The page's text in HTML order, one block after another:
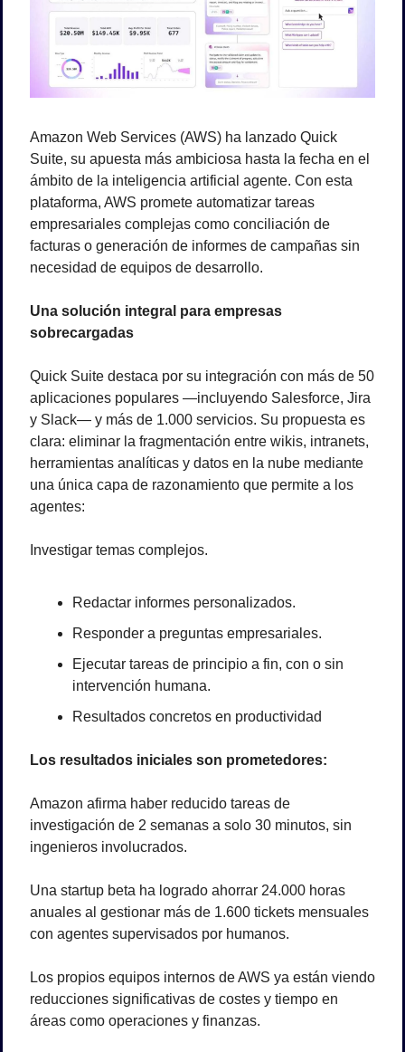
Amazon Web Services (AWS) ha lanzado Quick
Suite, su apuesta más ambiciosa hasta la fecha en el
ámbito de la inteligencia artificial agente. Con esta
plataforma, AWS promete automatizar tareas
empresariales complejas como conciliación de
facturas o generación de informes de campañas sin
necesidad de equipos de desarrollo.
Una solución integral para empresas
sobrecargadas
Quick Suite destaca por su integración con más de 50
aplicaciones populares —incluyendo Salesforce, Jira
y Slack— y más de 1.000 servicios. Su propuesta es
clara: eliminar la fragmentación entre wikis, intranets,
herramientas analíticas y datos en la nube mediante
una única capa de razonamiento que permite a los
agentes:
Investigar temas complejos.
Redactar informes personalizados.
Responder a preguntas empresariales.
Ejecutar tareas de principio a fin, con o sin
intervención humana.
Resultados concretos en productividad
Los resultados iniciales son prometedores:
Amazon afirma haber reducido tareas de
investigación de 2 semanas a solo 30 minutos, sin
ingenieros involucrados.
Una startup beta ha logrado ahorrar 24.000 horas
anuales al gestionar más de 1.600 tickets mensuales
con agentes supervisados por humanos.
Los propios equipos internos de AWS ya están viendo
reducciones significativas de costes y tiempo en
áreas como operaciones y finanzas.